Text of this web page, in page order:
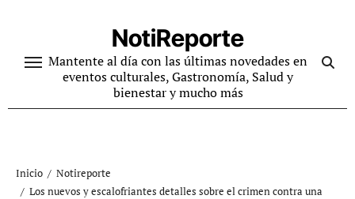
contenido
NotiReporte
Mantente al día con las últimas novedades en
eventos culturales, Gastronomía, Salud y
bienestar y mucho más
Inicio
Notireporte
Los nuevos y escalofriantes detalles sobre el crimen contra una